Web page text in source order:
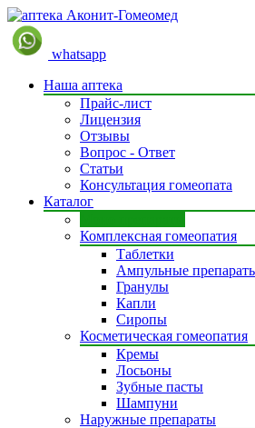
whatsapp
Наша аптека
Прайс-лист
Лицензия
Отзывы
Вопрос - Ответ
Статьи
Консультация гомеопата
Каталог
Комплексная гомеопатия
Таблетки
Ампульные
Гранулы
Капли
Сиропы
Косметическая гомеопатия
Кремы
Лосьоны
Зубные пасты
Шампуни
Наружные препараты